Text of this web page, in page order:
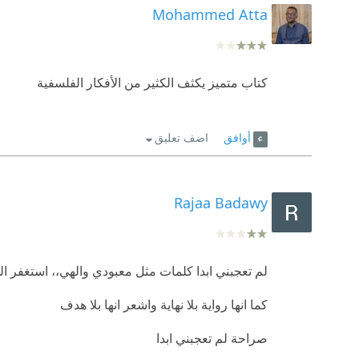
Mohammed Atta
كتاب متميز يكثف الكثير من الأفكار الفلسفية
أوافق اضف تعليق
Rajaa Badawy
لم تعجبني ابدا كلمات مثل معبودي والهي،، استغفر
كما انها رواية بلا نهاية واشعر انها بلا هدف
صراحة لم تعجبني ابدا